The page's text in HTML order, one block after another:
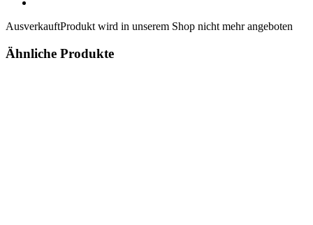
AusverkauftProdukt wird in unserem Shop nicht mehr angeboten
Ähnliche Produkte